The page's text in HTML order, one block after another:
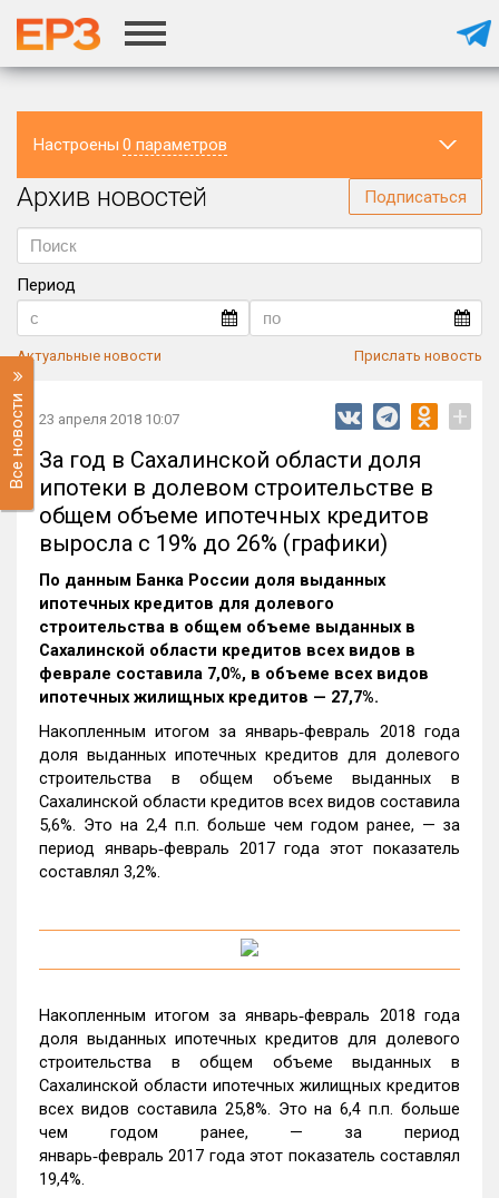
Настроены 0 параметров
Регион
Архив новостей Подписаться
Период
Актуальные новости Прислать новость
Все новости 23 апреля 2018 10:07 +
За год в Сахалинской области доля
ипотеки в долевом строительстве в
общем объеме ипотечных кредитов
выросла с 19% до 26% (графики)
По данным Банка России доля выданных
ипотечных кредитов для долевого
строительства в общем объеме выданных в
Сахалинской области кредитов всех видов в
феврале составила 7,0%, в объеме всех видов
ипотечных жилищных кредитов — 27,7%.
Накопленным итогом за январь‑февраль 2018 года
доля выданных ипотечных кредитов для долевого
строительства в общем объеме выданных в
Сахалинской области кредитов всех видов составила
5,6%. Это на 2,4 п.п. больше чем годом ранее, — за
период январь‑февраль 2017 года этот показатель
составлял 3,2%.
Накопленным итогом за январь‑февраль 2018 года
доля выданных ипотечных кредитов для долевого
строительства в общем объеме выданных в
Сахалинской области ипотечных жилищных кредитов
всех видов составила 25,8%. Это на 6,4 п.п. больше
чем годом ранее, — за период
январь‑февраль 2017 года этот показатель составлял
19,4%.